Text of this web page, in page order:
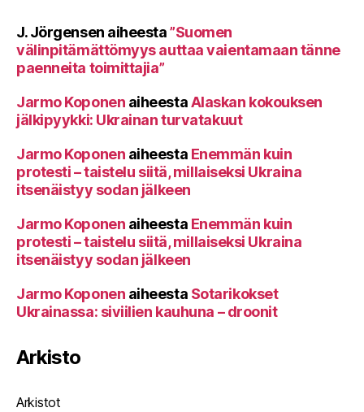
J. Jörgensen aiheesta”Suomen
välinpitämättömyys auttaa vaientamaan tänne
paenneita toimittajia”
Jarmo Koponen aiheestaAlaskan kokouksen
jälkipyykki: Ukrainan turvatakuut
Jarmo Koponen aiheesta Enemmän kuin
protesti – taistelu siitä, millaiseksi Ukraina
itsenäistyy sodan jälkeen
Jarmo Koponen aiheesta Enemmän kuin
protesti – taistelu siitä, millaiseksi Ukraina
itsenäistyy sodan jälkeen
Jarmo Koponen aiheesta Sotarikokset
Ukrainassa: siviilien kauhuna – droonit
Arkisto
Arkistot